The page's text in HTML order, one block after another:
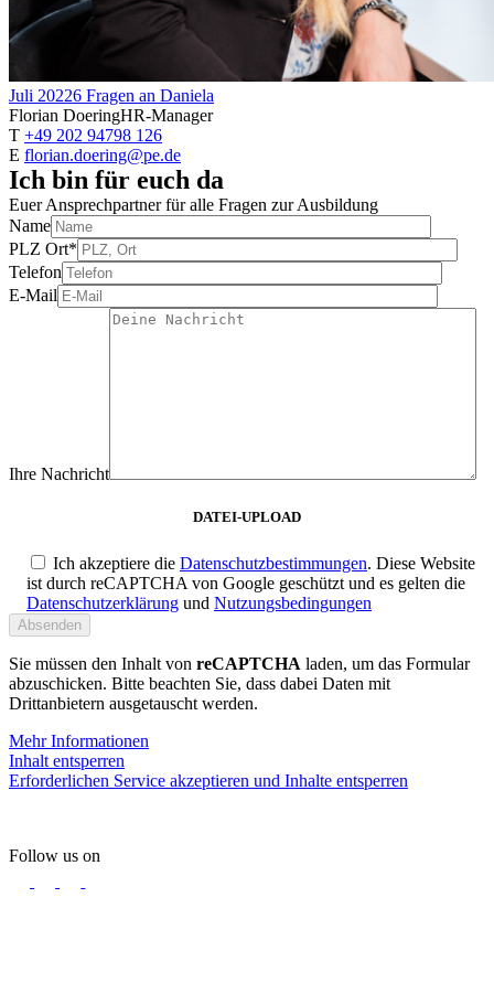
Juli 20226 Fragen an Daniela
Florian DoeringHR-Manager
T +49 202 94798 126
E florian.doering@pe.de
Ich bin für euch da
Euer Ansprechpartner für alle Fragen zur Ausbildung
Name
PLZ Ort*
Telefon
E-Mail
Ihre Nachricht
DATEI-UPLOAD
Ich akzeptiere die Datenschutzbestimmungen. Diese Website
ist durch reCAPTCHA von Google geschützt und es gelten die
Datenschutzerklärung und Nutzungsbedingungen
Sie müssen den Inhalt von reCAPTCHA laden, um das Formular
abzuschicken. Bitte beachten Sie, dass dabei Daten mit
Drittanbietern ausgetauscht werden.
Mehr Informationen
Inhalt entsperren
Erforderlichen Service akzeptieren und Inhalte entsperren
Follow us on